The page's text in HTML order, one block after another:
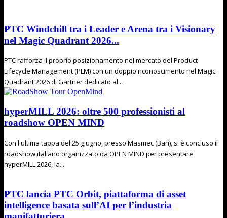
PTC Windchill tra i Leader e Arena tra i Visionary
nel Magic Quadrant 2026...
PTC rafforza il proprio posizionamento nel mercato del Product
Lifecycle Management (PLM) con un doppio riconoscimento nel Magic
Quadrant 2026 di Gartner dedicato al...
hyperMILL 2026: oltre 500 professionisti al
roadshow OPEN MIND
Con l'ultima tappa del 25 giugno, presso Masmec (Bari), si è concluso il
roadshow italiano organizzato da OPEN MIND per presentare
hyperMILL 2026, la...
PTC lancia PTC Orbit, piattaforma di asset
intelligence basata sull’AI per l’industria